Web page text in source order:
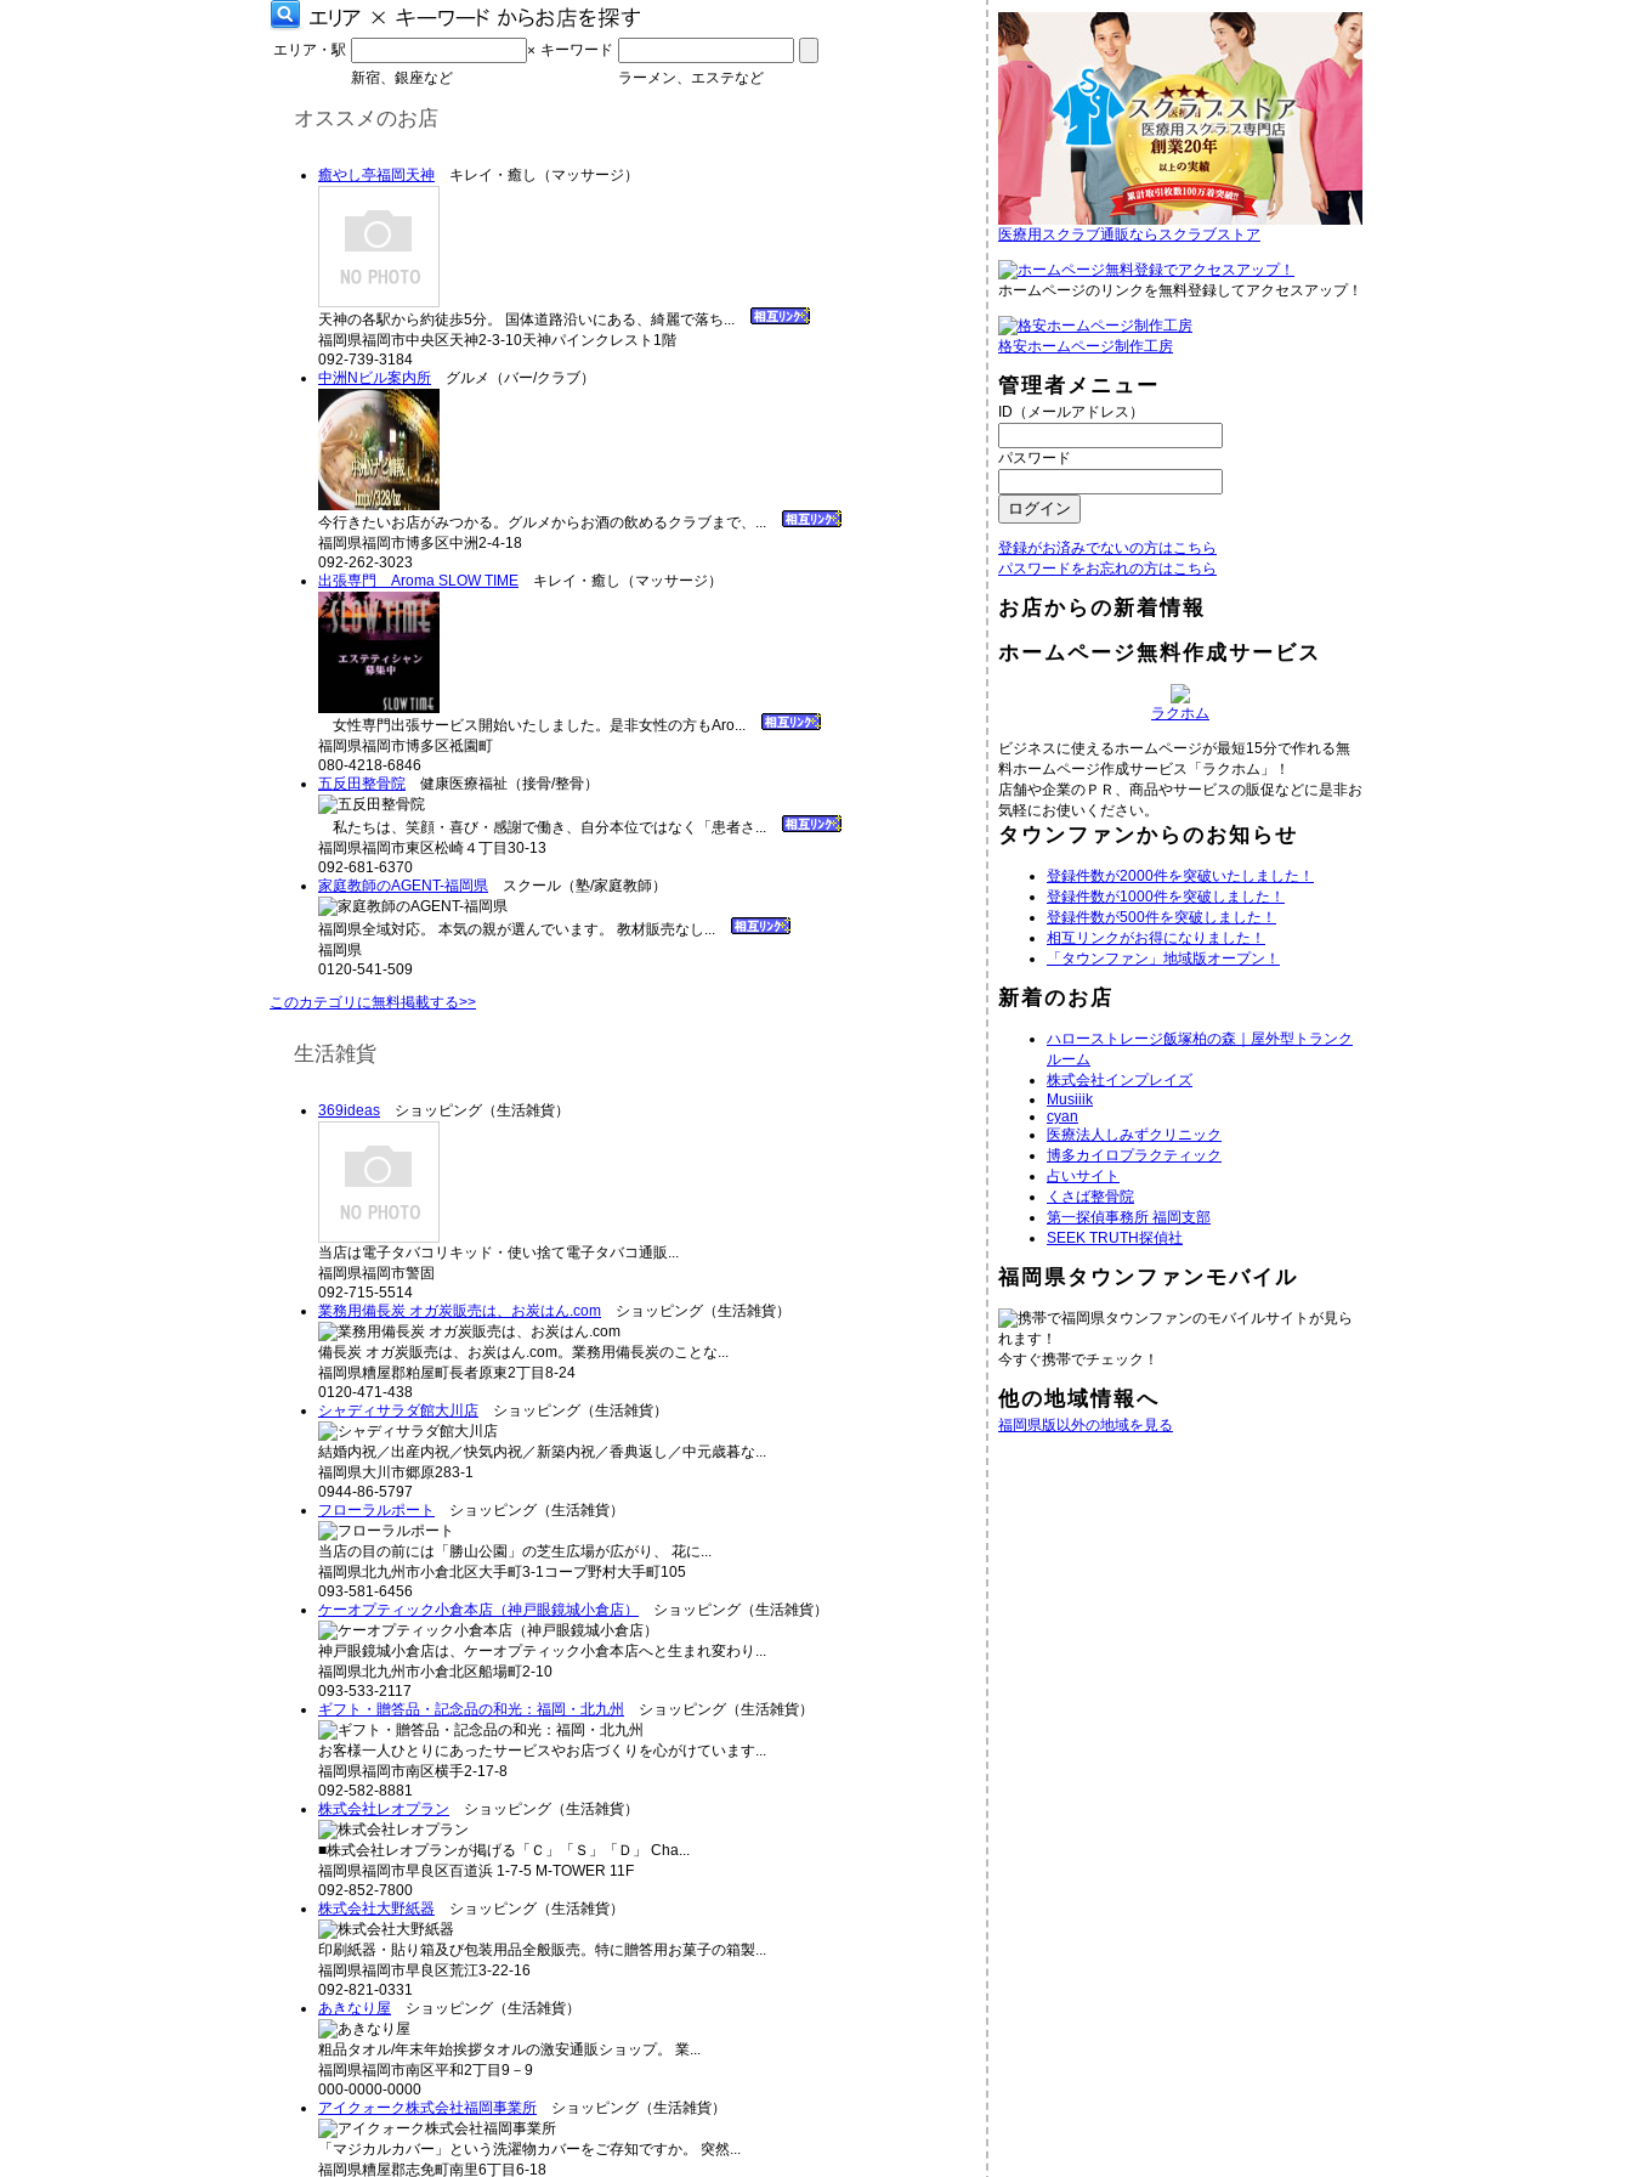
エリア・駅 × キーワード
新宿、銀座など
ラーメン、エステなど
オススメのお店
癒やし亭福岡天神 キレイ・癒し（マッサージ）
天神の各駅から約徒歩5分。 国体道路沿いにある、綺麗で落ち...
福岡県福岡市中央区天神2-3-10天神パインクレスト1階
092-739-3184
中洲Nビル案内所 グルメ（バー/クラブ）
今行きたいお店がみつかる。グルメからお酒の飲めるクラブまで、...
福岡県福岡市博多区中洲2-4-18
092-262-3023
出張専門 Aroma SLOW TIME キレイ・癒し（マッサージ）
女性専門出張サービス開始いたしました。是非女性の方もAro...
福岡県福岡市博多区祗園町
080-4218-6846
五反田整骨院 健康医療福祉（接骨/整骨）
私たちは、笑顔・喜び・感謝で働き、自分本位ではなく「患者さ...
福岡県福岡市東区松崎４丁目30-13
092-681-6370
家庭教師のAGENT-福岡県 スクール（塾/家庭教師）
福岡県全域対応。 本気の親が選んでいます。 教材販売なし...
福岡県
0120-541-509
このカテゴリに無料掲載する>>
生活雑貨
369ideas ショッピング（生活雑貨）
当店は電子タバコリキッド・使い捨て電子タバコ通販...
福岡県福岡市警固
092-715-5514
業務用備長炭 オガ炭販売は、お炭はん.com ショッピング（生活雑貨）
備長炭 オガ炭販売は、お炭はん.com。業務用備長炭のことな...
福岡県糟屋郡粕屋町長者原東2丁目8-24
0120-471-438
シャディサラダ館大川店 ショッピング（生活雑貨）
結婚内祝／出産内祝／快気内祝／新築内祝／香典返し／中元歳暮な...
福岡県大川市郷原283-1
0944-86-5797
フローラルポート
ショッピング（生活雑貨）
当店の目の前には「勝山公園」の芝生広場が広がり、 花に...
福岡県北九州市小倉北区大手町3-1コープ野村大手町105
093-581-6456
ケーオプティック小倉本店（神戸眼鏡城小倉店）
ショッピング（生活雑貨）
神戸眼鏡城小倉店は、ケーオプティック小倉本店へと生まれ変わり...
福岡県北九州市小倉北区船場町2-10
093-533-2117
ギフト・贈答品・記念品の和光：福岡・北九州
ショッピング（生活雑貨）
お客様一人ひとりにあったサービスやお店づくりを心がけています...
福岡県福岡市南区横手2-17-8
092-582-8881
株式会社レオプラン ショッピング（生活雑貨）
■株式会社レオプランが掲げる「Ｃ」「Ｓ」「Ｄ」 Cha...
福岡県福岡市早良区百道浜 1-7-5 M-TOWER 11F
092-852-7800
株式会社大野紙器 ショッピング（生活雑貨）
印刷紙器・貼り箱及び包装用品全般販売。特に贈答用お菓子の箱製...
福岡県福岡市早良区荒江3-22-16
092-821-0331
あきなり屋 ショッピング（生活雑貨）
粗品タオル/年末年始挨拶タオルの激安通販ショップ。 業...
福岡県福岡市南区平和2丁目9－9
000-0000-0000
アイクォーク株式会社福岡事業所 ショッピング（生活雑貨）
「マジカルカバー」という洗濯物カバーをご存知ですか。 突然...
福岡県糟屋郡志免町南里6丁目6-18
医療用スクラブ通販ならスクラブストア
ホームページのリンクを無料登録してアクセスアップ！
格安ホームページ制作工房
管理者メニュー
ID（メールアドレス）
パスワード
登録がお済みでないの方はこちら
パスワードをお忘れの方はこちら
お店からの新着情報
ホームページ無料作成サービス
ラクホム
ビジネスに使えるホームページが最短15分で作れる無
料ホームページ作成サービス「ラクホム」！
店舗や企業のＰＲ、商品やサービスの販促などに是非お
気軽にお使いください。
タウンファンからのお知らせ
登録件数が2000件を突破いたしました！
登録件数が1000件を突破しました！
登録件数が500件を突破しました！
相互リンクがお得になりました！
「タウンファン」地域版オープン！
新着のお店
ハローストレージ飯塚柏の森｜屋外型トランク
ルーム
株式会社インプレイズ
Musiiik
cyan
医療法人しみずクリニック
博多カイロプラクティック
占いサイト
くさば整骨院
第一探偵事務所 福岡支部
SEEK TRUTH探偵社
福岡県タウンファンモバイル
携帯で福岡県タウンファンのモバイルサイトが見ら
れます！
今すぐ携帯でチェック！
他の地域情報へ
福岡県版以外の地域を見る